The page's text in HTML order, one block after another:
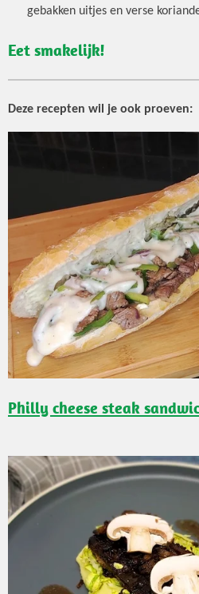
gebakken uitjes en verse
Eet smakelijk!
Deze recepten wil je ook proeven:
Philly cheese steak